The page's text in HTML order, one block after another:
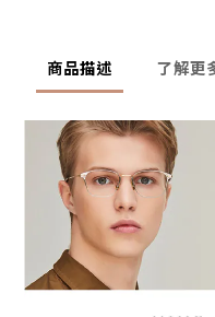
商品描述 了解更